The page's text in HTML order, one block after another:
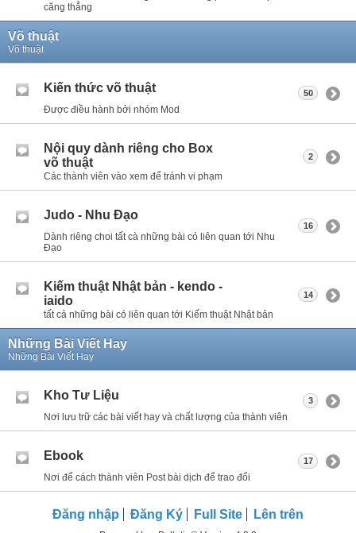
căng thẳng
Võ thuật
Võ thuật
Kiến thức võ thuật
Được điều hành bởi nhóm Mod
50
Nội quy dành riêng cho Box
võ thuật
Các thành viên vào xem để tránh vi phạm
2
Judo - Nhu Đạo
Dành riêng choi tất cà những bài có liên quan tới Nhu
Đạo
16
Kiếm thuật Nhật bản - kendo -
iaido
tất cả những bài có liên quan tới Kiếm thuật Nhật bản
14
Những Bài Viết Hay
Những Bài Viết Hay
Kho Tư Liệu
Nơi lưu trữ các bài viết hay và chất lượng của thành viên
3
Ebook
Nơi để cách thành viên Post bài dịch để trao đổi
17
Đăng nhập Đăng Ký Full Site Lên trên